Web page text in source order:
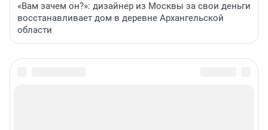
«Вам зачем он?»: дизайнер из Москвы за свои деньги
восстанавливает дом в деревне Архангельской
области